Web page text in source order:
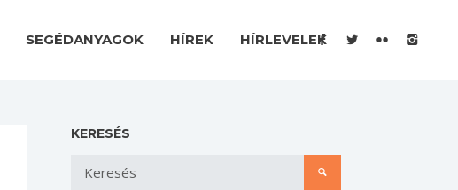
SEGÉDANYAGOK HÍREK HÍRLEVELEK
KERESÉS